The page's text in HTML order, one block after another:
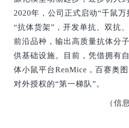
2020年，公司正式启动“千鼠
“抗体货架”，开发单抗、双抗
前沿品种，输出高质量抗体分
供基础设施。目前，凭借拥有
体小鼠平台RenMice，百赛奥
对外授权的“第一梯队”。
（信